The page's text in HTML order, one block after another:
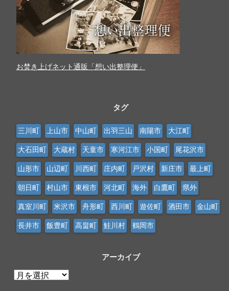
お焚き上げネット通販「想い出整理便」
タグ
三川町 上山市 中山町 出羽三山 南陽市 大江町
大石田町 大蔵村 天童市 寒河江市 小国町 尾花沢市
山形市 山辺町 川西町 庄内町 戸沢村 新庄市 最上町
朝日町 村山市 東根市 河北町 海外 白鷹町 県外
真室川町 米沢市 舟形町 西川町 遊佐町 酒田市 金山町
長井市 飯豊町 高畠町 鮭川村 鶴岡市
アーカイブ
ア